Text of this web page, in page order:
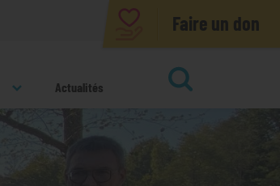
Faire un don
Actualités